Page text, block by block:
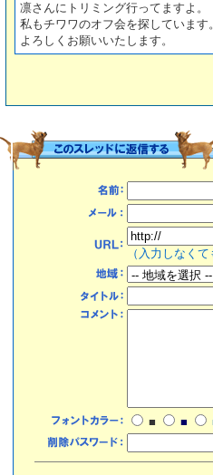
凛さんにトリミング行ってますよ。
私もチワワのオフ会を探しています
よろしくお願いいたします。
（入力しなく
■ ■